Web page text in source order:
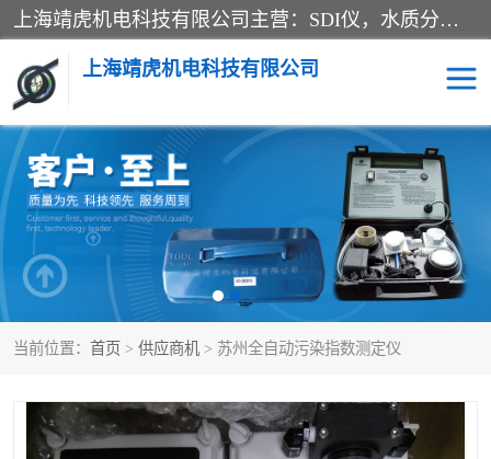
上海靖虎机电科技有限公司主营：SDI仪，水质分析仪，水质检测仪产品；上海靖虎机电科技有限公司在专业制造和研发等方面的强大的平台优势，利用自身在自动化仪表、自控系统及环保监测仪器的专长，以优良的技术，优越的产品质量和良好的服务质量与广大客户真诚合作。
上海靖虎机电科技有限公司
当前位置： 首页 > 供应商机 > 苏州全自动污染指数测定仪
SDI仪 过滤膜过滤纸
PH电导测试笔 水质分析仪
水质检测仪 电导测试笔
PH电导测试仪